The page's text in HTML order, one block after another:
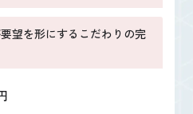
望を形にするこだわりの完